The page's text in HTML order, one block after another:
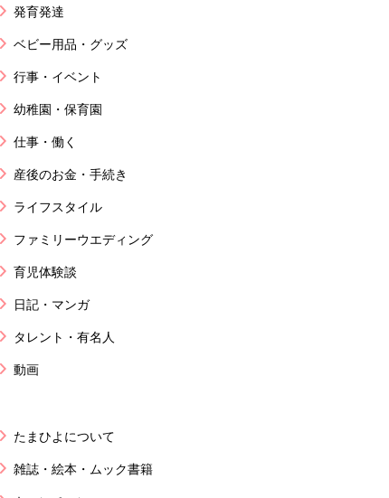
発育発達
ベビー用品・グッズ
行事・イベント
幼稚園・保育園
仕事・働く
産後のお金・手続き
ライフスタイル
ファミリーウエディング
育児体験談
日記・マンガ
タレント・有名人
動画
たまひよについて
雑誌・絵本・ムック書籍